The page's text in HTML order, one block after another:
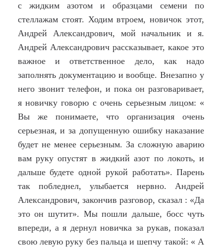
с жидким азотом и образцами семени по
стеллажам стоят. Ходим втроем, новичок этот,
Андрей Александрович, мой начальник и я.
Андрей Александрович рассказывает, какое это
важное и ответственное дело, как надо
заполнять документацию и вообще. Внезапно у
него звонит телефон, и пока он разговаривает,
я новичку говорю с очень серьезным лицом: «
Вы же понимаете, что организация очень
серьезная, и за допущенную ошибку наказание
будет не менее серьезным. За сложную аварию
вам руку опустят в жидкий азот по локоть, и
дальше будете одной рукой работать». Парень
так побледнел, улыбается нервно. Андрей
Александрович, закончив разговор, сказал : «Да
это он шутит». Мы пошли дальше, босс чуть
впереди, а я дернул новичка за рукав, показал
свою левую руку без пальца и шепчу такой: « А